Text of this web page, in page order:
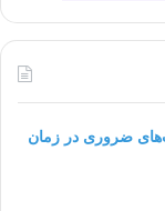
ضروری در زمان